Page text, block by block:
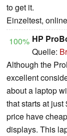
to get it.
Einzeltest,
100% HP
Quelle:
Although the
excellent
about a laptop
that starts at
price have
displays. This